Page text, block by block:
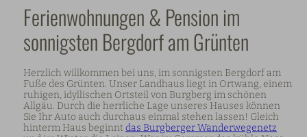
Ferienwohnungen & Pension im
sonnigsten Bergdorf am Grünten
Herzlich willkommen bei uns, im sonnigsten Bergdorf am
Fuße des Grünten. Unser Landhaus liegt in Ortwang, einem
ruhigen, idyllischen Ortsteil von Burgberg im schönen
Allgäu. Durch die herrliche Lage unseres Hauses können
Sie Ihr Auto auch durchaus einmal stehen lassen! Gleich
hinterm Haus beginntdas Burgberger Wanderwegenetz